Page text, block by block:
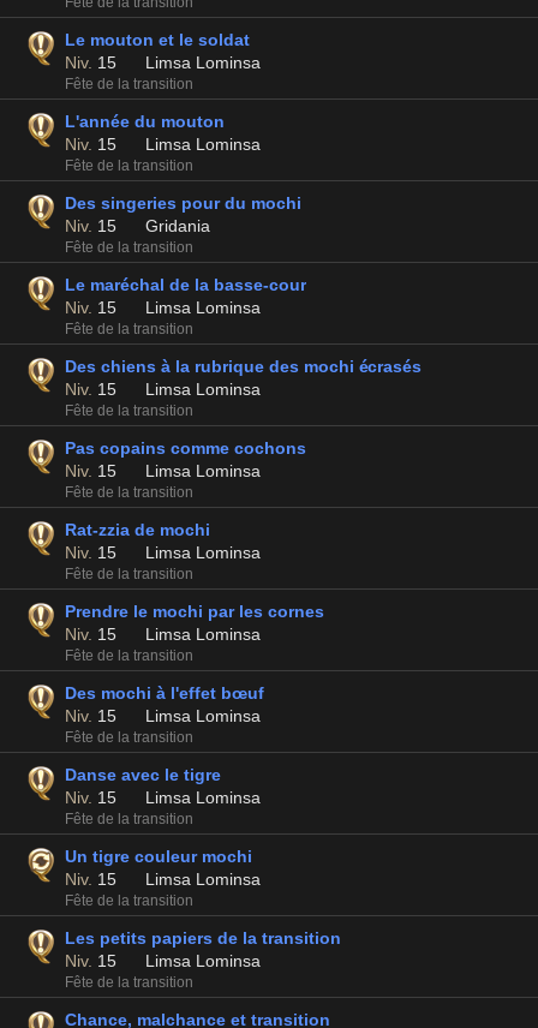
Le mouton et le soldat
Niv. 15 Limsa Lominsa
Fête de la transition
L'année du mouton
Niv. 15 Limsa Lominsa
Fête de la transition
Des singeries pour du mochi
Niv. 15 Gridania
Fête de la transition
Le maréchal de la basse-cour
Niv. 15 Limsa Lominsa
Fête de la transition
Des chiens à la rubrique des mochi écrasés
Niv. 15 Limsa Lominsa
Fête de la transition
Pas copains comme cochons
Niv. 15 Limsa Lominsa
Fête de la transition
Rat-zzia de mochi
Niv. 15 Limsa Lominsa
Fête de la transition
Prendre le mochi par les cornes
Niv. 15 Limsa Lominsa
Fête de la transition
Des mochi à l'effet bœuf
Niv. 15 Limsa Lominsa
Fête de la transition
Danse avec le tigre
Niv. 15 Limsa Lominsa
Fête de la transition
Un tigre couleur mochi
Niv. 15 Limsa Lominsa
Fête de la transition
Les petits papiers de la transition
Niv. 15 Limsa Lominsa
Fête de la transition
Chance, malchance et transition